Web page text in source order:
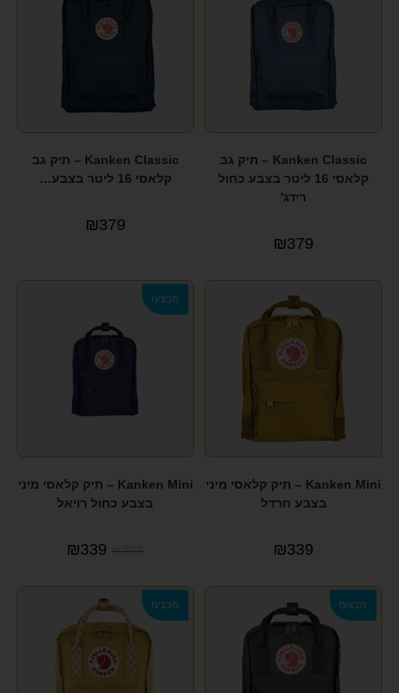
Kanken Classic – תיק גב
קלאסי 16 ליטר בצבע כחול
רידג'
₪379
Kanken Classic – תיק גב
קלאסי 16 ליטר בצבע…
₪379
Kanken Mini – תיק קלאסי מיני
בצבע חרדל
₪339
מבצע!
Kanken Mini – תיק קלאסי מיני
בצבע כחול רויאל
₪399
₪339
מבצע! מבצע!